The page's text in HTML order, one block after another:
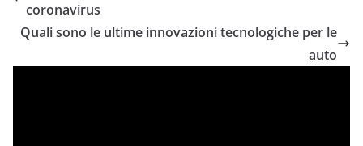
coronavirus
Quali sono le ultime innovazioni tecnologiche per le
auto